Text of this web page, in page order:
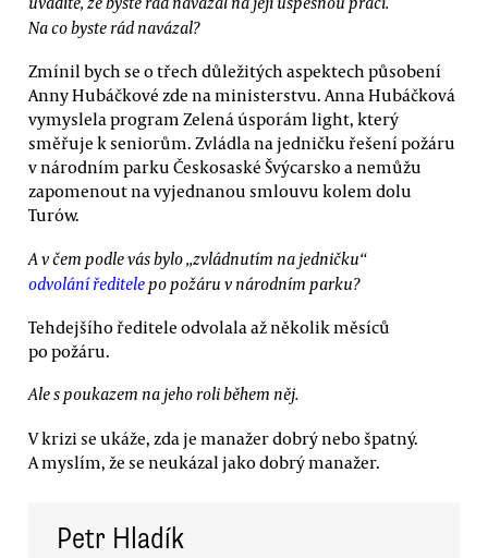
Na co byste rád navázal?
Zmínil bych se o třech důležitých aspektech působení
Anny Hubáčkové zde na ministerstvu. Anna Hubáčková
vymyslela program Zelená úsporám light, který
směřuje k seniorům. Zvládla na jedničku řešení požáru
v národním parku Českosaské Švýcarsko a nemůžu
zapomenout na vyjednanou smlouvu kolem dolu
Turów.
A v čem podle vás bylo „zvládnutím na jedničku“
odvolání ředitelepo požáru v národním parku?
Tehdejšího ředitele odvolala až několik měsíců
po požáru.
Ale s poukazem na jeho roli během něj.
V krizi se ukáže, zda je manažer dobrý nebo špatný.
A myslím, že se neukázal jako dobrý manažer.
Petr Hladík